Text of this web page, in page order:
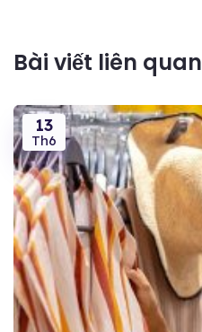
Bài viết liên quan
13
Th6